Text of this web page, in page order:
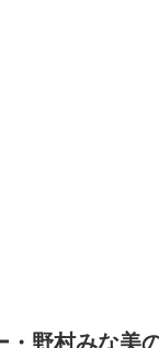
・野村みな美